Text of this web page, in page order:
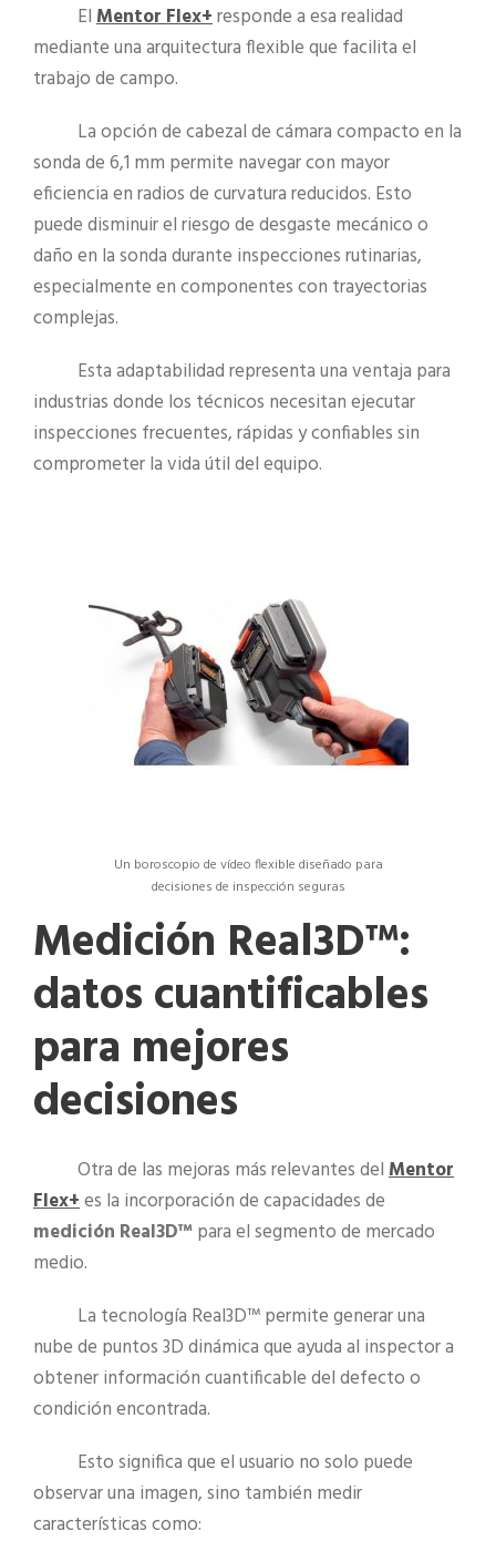
ElMentor Flex+responde a esa realidad
mediante una arquitectura flexible que facilita el
trabajo de campo.
La opción de cabezal de cámara compacto en la
sonda de 6,1 mm permite navegar con mayor
eficiencia en radios de curvatura reducidos. Esto
puede disminuir el riesgo de desgaste mecánico o
daño en la sonda durante inspecciones rutinarias,
especialmente en componentes con trayectorias
complejas.
Esta adaptabilidad representa una ventaja para
industrias donde los técnicos necesitan ejecutar
inspecciones frecuentes, rápidas y confiables sin
comprometer la vida útil del equipo.
Un boroscopio de vídeo flexible diseñado para
decisiones de inspección seguras
Medición Real3D™:
datos cuantificables
para mejores
decisiones
Otra de las mejoras más relevantes delMentor
Flex+es la incorporación de capacidades de
medición Real3D™para el segmento de mercado
medio.
La tecnología Real3D™ permite generar una
nube de puntos 3D dinámica que ayuda al inspector a
obtener información cuantificable del defecto o
condición encontrada.
Esto significa que el usuario no solo puede
observar una imagen, sino también medir
características como: